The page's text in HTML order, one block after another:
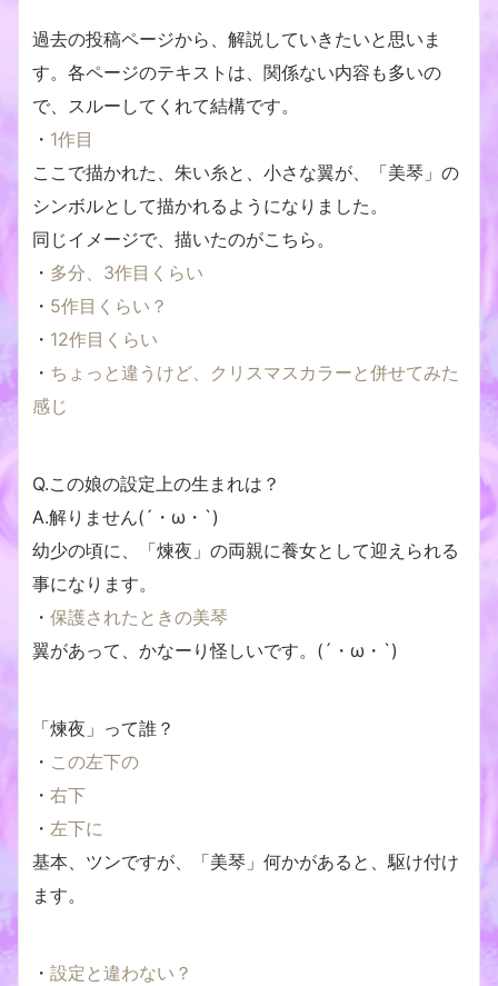
過去の投稿ページから、解説していきたいと思いま
す。各ページのテキストは、関係ない内容も多いの
で、スルーしてくれて結構です。
・ 1作目
ここで描かれた、朱い糸と、小さな翼が、「美琴」の
シンボルとして描かれるようになりました。
同じイメージで、描いたのがこちら。
・ 多分、3作目くらい
・ 5作目くらい？
・ 12作目くらい
・ ちょっと違うけど、クリスマスカラーと併せてみた
感じ
Q.この娘の設定上の生まれは？
A.解りません(´・ω・`)
幼少の頃に、「煉夜」の両親に養女として迎えられる
事になります。
・ 保護されたときの美琴
翼があって、かなーり怪しいです。(´・ω・`)
「煉夜」って誰？
・ この左下の
・ 右下
・ 左下に
基本、ツンですが、「美琴」何かがあると、駆け付け
ます。
・ 設定と違わない？